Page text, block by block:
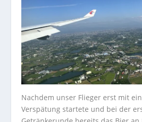
Nachdem unser Flieger erst mit
Verspätung startete und bei der